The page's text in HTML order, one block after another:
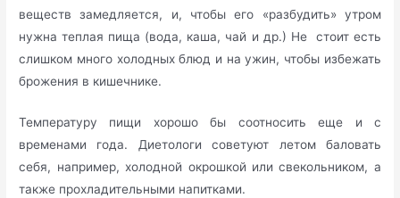
веществ замедляется, и, чтобы его «разбудить» утром
нужна теплая пища (вода, каша, чай и др.) Не стоит есть
слишком много холодных блюд и на ужин, чтобы избежать
брожения в кишечнике.
Температуру пищи хорошо бы соотносить еще и с
временами года. Диетологи советуют летом баловать
себя, например, холодной окрошкой или свекольником, а
также прохладительными напитками.